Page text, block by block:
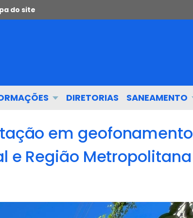
do site
DIRETORIAS SANEAMENTO
em geofonamento
e Região Metropolitana